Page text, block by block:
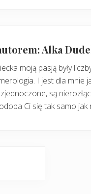
Alka
moją pasją były
I jest dla mnie
są
Ci się tak samo jak